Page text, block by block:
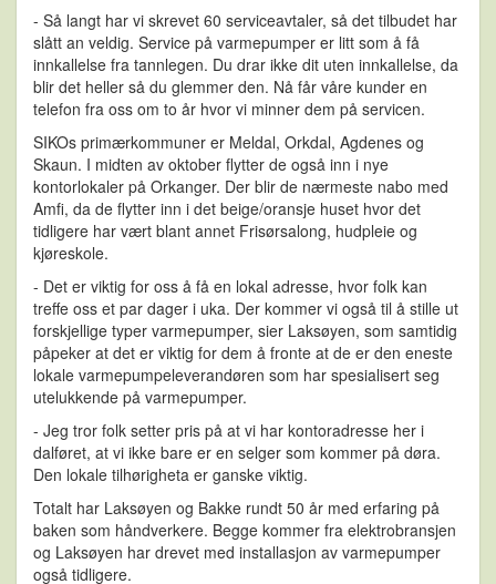
- Så langt har vi skrevet 60 serviceavtaler, så det tilbudet har
slått an veldig. Service på varmepumper er litt som å få
innkallelse fra tannlegen. Du drar ikke dit uten innkallelse, da
blir det heller så du glemmer den. Nå får våre kunder en
telefon fra oss om to år hvor vi minner dem på servicen.
SIKOs primærkommuner er Meldal, Orkdal, Agdenes og
Skaun. I midten av oktober flytter de også inn i nye
kontorlokaler på Orkanger. Der blir de nærmeste nabo med
Amfi, da de flytter inn i det beige/oransje huset hvor det
tidligere har vært blant annet Frisørsalong, hudpleie og
kjøreskole.
- Det er viktig for oss å få en lokal adresse, hvor folk kan
treffe oss et par dager i uka. Der kommer vi også til å stille ut
forskjellige typer varmepumper, sier Laksøyen, som samtidig
påpeker at det er viktig for dem å fronte at de er den eneste
lokale varmepumpeleverandøren som har spesialisert seg
utelukkende på varmepumper.
- Jeg tror folk setter pris på at vi har kontoradresse her i
dalføret, at vi ikke bare er en selger som kommer på døra.
Den lokale tilhørigheta er ganske viktig.
Totalt har Laksøyen og Bakke rundt 50 år med erfaring på
baken som håndverkere. Begge kommer fra elektrobransjen
og Laksøyen har drevet med installasjon av varmepumper
også tidligere.